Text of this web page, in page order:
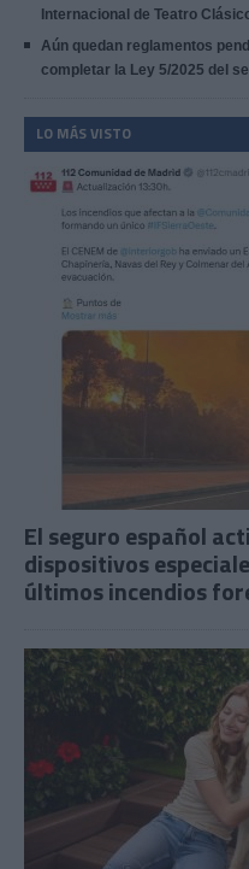
Internacional de Teatro
Aún quedan reglamentos
completar la Ley 5/2025 del
LO MÁS VISTO
El seguro español
dispositivos
últimos incendios